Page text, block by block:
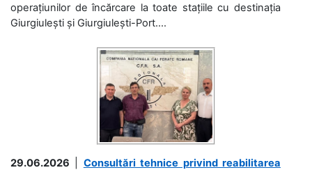
operațiunilor de încărcare la toate stațiile cu destinația
Giurgiulești și Giurgiulești-Port....
29.06.2026
Consultări tehnice privind reabilitarea